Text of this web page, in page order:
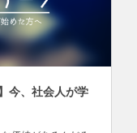
今、社会人が学